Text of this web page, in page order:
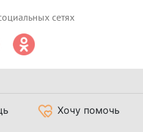
сетях
Хочу помочь